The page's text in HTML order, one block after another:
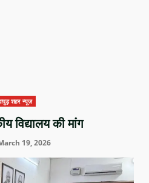
शहर न्यूज़
विद्यालय की मांग
19, 2026